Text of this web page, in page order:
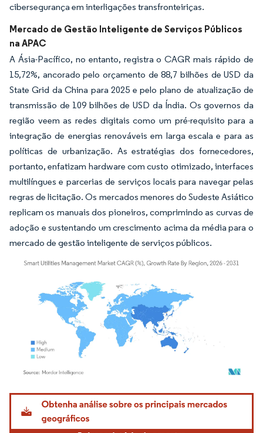
cibersegurança em interligações transfronteiriças.
Mercado de Gestão Inteligente de Serviços Públicos
na APAC
A Ásia-Pacífico, no entanto, registra o CAGR mais rápido de
15,72%, ancorado pelo orçamento de 88,7 bilhões de USD da
State Grid da China para 2025 e pelo plano de atualização de
transmissão de 109 bilhões de USD da Índia. Os governos da
região veem as redes digitais como um pré-requisito para a
integração de energias renováveis em larga escala e para as
políticas de urbanização. As estratégias dos fornecedores,
portanto, enfatizam hardware com custo otimizado, interfaces
multilíngues e parcerias de serviços locais para navegar pelas
regras de licitação. Os mercados menores do Sudeste Asiático
replicam os manuais dos pioneiros, comprimindo as curvas de
adoção e sustentando um crescimento acima da média para o
mercado de gestão inteligente de serviços públicos.
Imagem © Mordor Intelligence. O reuso requer atribuição conforme CC BY 4.0.